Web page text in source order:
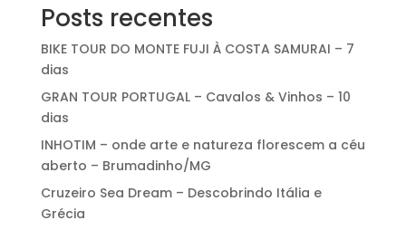
Posts recentes
BIKE TOUR DO MONTE FUJI À COSTA SAMURAI – 7
dias
GRAN TOUR PORTUGAL – Cavalos & Vinhos – 10
dias
INHOTIM – onde arte e natureza florescem a céu
aberto – Brumadinho/MG
Cruzeiro Sea Dream – Descobrindo Itália e
Grécia